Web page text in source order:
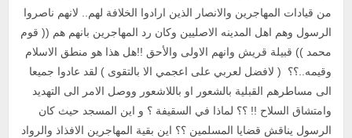
من قيادات المهاجرين والانصار الذين ارادوا الخلافة لهم.. لانهم ناصروا
الرسول وهم اهل المدينه الاصليين وكان رد المهاجرين بانهم هم (( قوم
محمد )) قبيلة قريش وانهم الاولى والأحق !!هل هذا هو منطق الاسلام
وقيمه..؟؟ ( لافضل لعربي على اعجمي الا بالتقوى ) لقد عادوا جميعا
الى مساطرهم القبلية بالشعور او باللاشعور ووصل الامر الى التهديد
وامتشاق السلاح !! ؟؟ لماذا في السقيفة ؟ و اين المسجد حيث كان
الرسول يناقش قضايا المسلمين ؟؟ اين بقية المهاجرين الافذاذ والرواد